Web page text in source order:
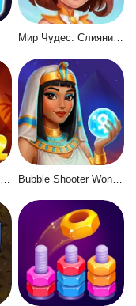
Мир Чудес: Слияние и Магия
Bubble Shooter Wonders of Egypt